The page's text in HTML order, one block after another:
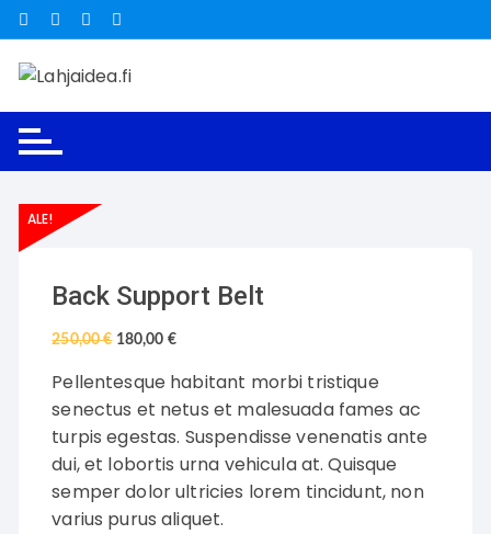
Siirry
suoraan
sisältöön
ALE!
Back Support Belt
250,00€ 180,00 €
Pellentesque habitant morbi tristique
senectus et netus et malesuada fames ac
turpis egestas. Suspendisse venenatis ante
dui, et lobortis urna vehicula at. Quisque
semper dolor ultricies lorem tincidunt, non
varius purus aliquet.